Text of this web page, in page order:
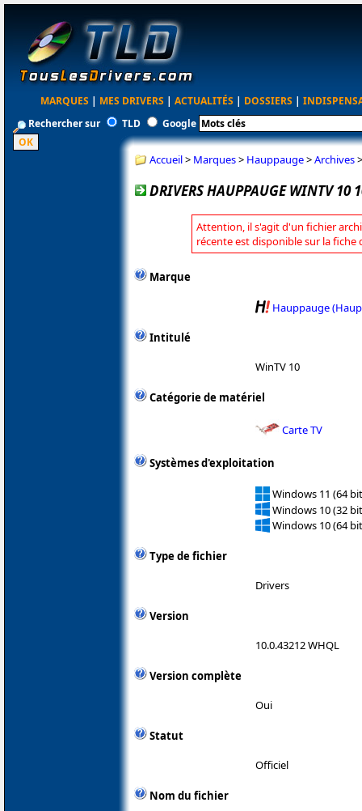
MARQUES | MES DRIVERS | ACTUALITÉS | DOSSIERS |
Rechercher sur
TLD Google
Accueil> Marques> Hauppauge>Archives
DRIVERS HAUPPAUGE WINTV 10
Attention, il s'agit d'un fichier
récente est disponible sur la fiche
Marque
Hauppauge
Intitulé
WinTV 10
Catégorie de matériel
Carte TV
Systèmes d'exploitation
Windows 11 (64
Windows 10 (32
Windows 10 (64
Type de fichier
Drivers
Version
10.0.43212 WHQL
Version complète
Oui
Statut
Officiel
Nom du fichier